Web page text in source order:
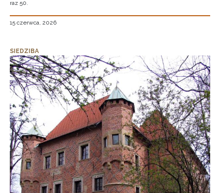
raz 50.
15 czerwca, 2026
SIEDZIBA